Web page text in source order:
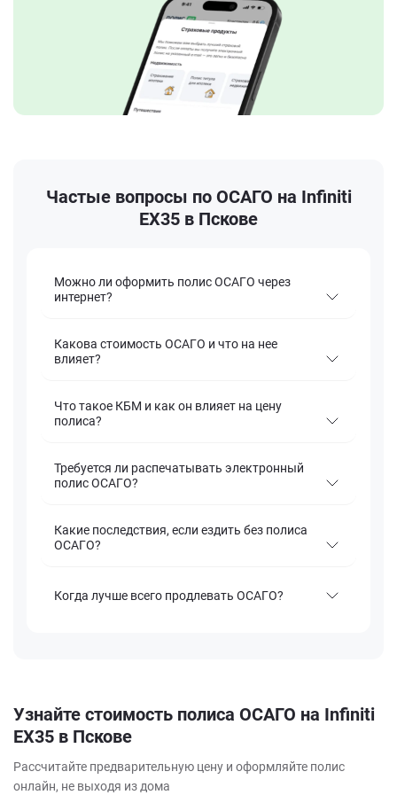
Частые вопросы по ОСАГО на Infiniti
EX35 в Пскове
Можно ли оформить полис ОСАГО через
интернет?
Какова стоимость ОСАГО и что на нее
влияет?
Что такое КБМ и как он влияет на цену
полиса?
Требуется ли распечатывать электронный
полис ОСАГО?
Какие последствия, если ездить без полиса
ОСАГО?
Когда лучше всего продлевать ОСАГО?
Узнайте стоимость полиса ОСАГО на Infiniti
EX35 в Пскове
Рассчитайте предварительную цену и оформляйте полис
онлайн, не выходя из дома